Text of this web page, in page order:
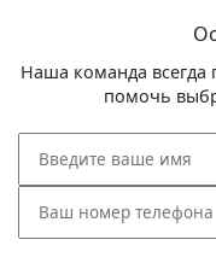
Наша команда всегда
помочь